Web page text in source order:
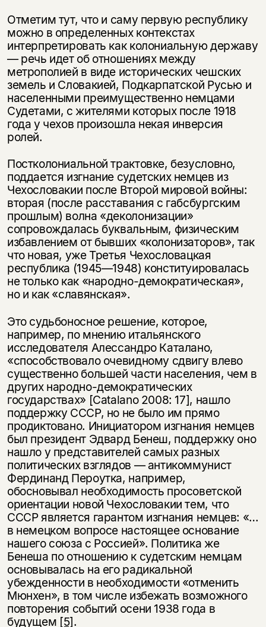
Отметим тут, что и саму первую республику
можно в определенных контекстах
интерпретировать как колониальную державу
— речь идет об отношениях между
метрополией в виде исторических чешских
земель и Словакией, Подкарпатской Русью и
населенными преимущественно немцами
Судетами, с жителями которых после 1918
года у чехов произошла некая инверсия
ролей.
Постколониальной трактовке, безусловно,
поддается изгнание судетских немцев из
Чехословакии после Второй мировой войны:
вторая (после расставания с габсбургским
прошлым) волна «деколонизации»
сопровождалась буквальным, физическим
избавлением от бывших «колонизаторов», так
что новая, уже Третья Чехословацкая
республика (1945—1948) конституировалась
не только как «народно-демократическая»,
но и как «славянская».
Это судьбоносное решение, которое,
например, по мнению итальянского
исследователя Алессандро Каталано,
«способствовало очевидному сдвигу влево
существенно большей части населения, чем в
других народно-демократических
государствах» [Catalano 2008: 17], нашло
поддержку СССР, но не было им прямо
продиктовано. Инициатором изгнания немцев
был президент Эдвард Бенеш, поддержку оно
нашло у представителей самых разных
политических взглядов — антикоммунист
Фердинанд Пероутка, например,
обосновывал необходимость просоветской
ориентации новой Чехословакии тем, что
СССР является гарантом изгнания немцев: «…
в немецком вопросе настоящее основание
нашего союза с Россией». Политика же
Бенеша по отношению к судетским немцам
основывалась на его радикальной
убежденности в необходимости «отменить
Мюнхен», в том числе избежать возможного
повторения событий осени 1938 года в
будущем [5].